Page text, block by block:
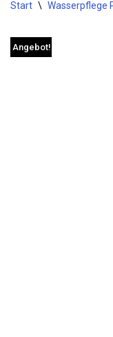
Start \ Wasserpflege
Angebot!